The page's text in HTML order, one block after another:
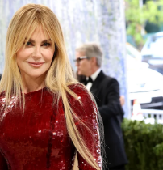
ププログラム
と特典を無料で楽し